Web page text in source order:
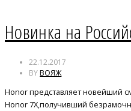
Новинка на
22.12.2017
BYВОЯЖ
Honor представляет новейший
Honor 7X,получивший